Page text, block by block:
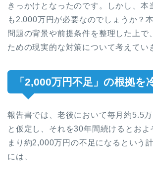
きっかけとなったのです。しかし、本
も2,000万円が必要なのでしょうか？
問題の背景や前提条件を整理した上で
ための現実的な対策について考えてい
「2,000万円不足」の根拠を
報告書では、老後において毎月約5.5
と仮定し、それを30年間続けるとお
まり約2,000万円の不足になるという
には、